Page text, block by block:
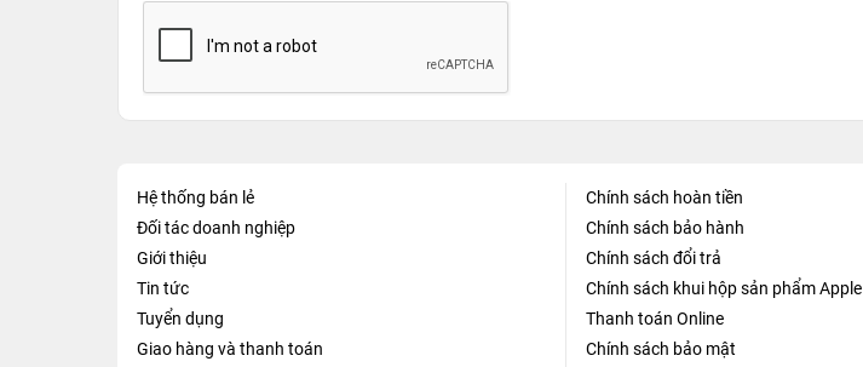
Hệ thống bán lẻ
Đối tác doanh nghiệp
Giới thiệu
Tin tức
Tuyển dụng
Giao hàng và thanh toán
Chính sách hoàn tiền
Chính sách bảo hành
Chính sách đổi trả
Chính sách khui hộp sản phẩm Apple
Thanh toán Online
Chính sách bảo mật